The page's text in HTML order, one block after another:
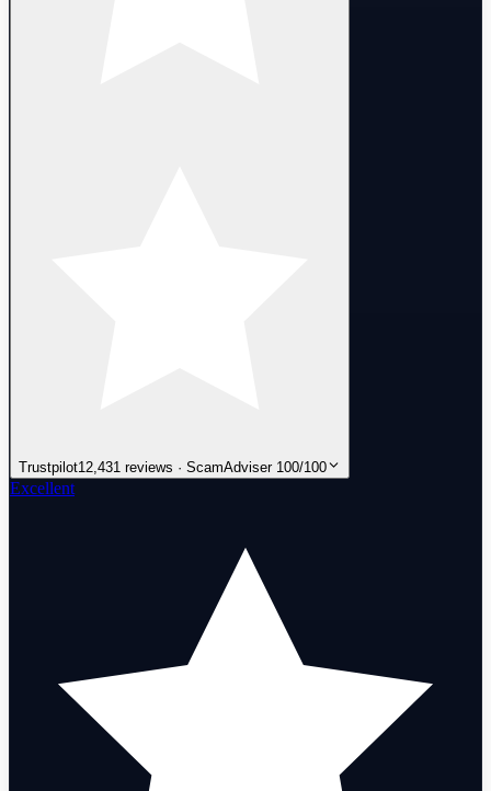
Trustpilot12,431 reviews · ScamAdviser 100/100
Excellent